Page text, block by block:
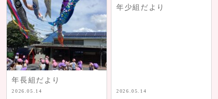
年長組だより
2026.05.14
年少組だより
2026.05.14